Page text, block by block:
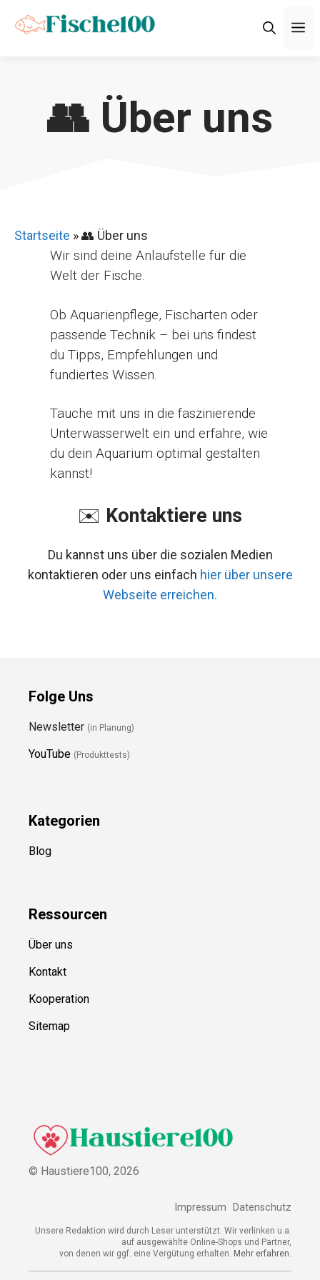
Inhalt
👥 Über uns
Startseite »👥 Über uns
Wir sind deine Anlaufstelle für die
Welt der Fische.
Ob Aquarienpflege, Fischarten oder
passende Technik – bei uns findest
du Tipps, Empfehlungen und
fundiertes Wissen.
Tauche mit uns in die faszinierende
Unterwasserwelt ein und erfahre, wie
du dein Aquarium optimal gestalten
kannst!
✉️ Kontaktiere uns
Du kannst uns über die sozialen Medien
kontaktieren oder uns einfach hier über unsere
Webseite erreichen.
Folge Uns
Newsletter (in Planung)
YouTube (Produkttests)
Kategorien
Blog
Ressourcen
Über uns
Kontakt
Kooperation
Sitemap
© Haustiere100, 2026
Impressum Datenschutz
Unsere Redaktion wird durch Leser unterstützt. Wir verlinken u.a.
auf ausgewählte Online-Shops und Partner,
von denen wir ggf. eine Vergütung erhalten. Mehr erfahren.